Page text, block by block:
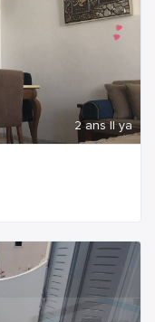
2 ans Il ya